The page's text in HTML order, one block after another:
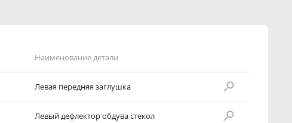
Наименование детали
Левая передняя заглушка
Левый дефлектор обдува стекол